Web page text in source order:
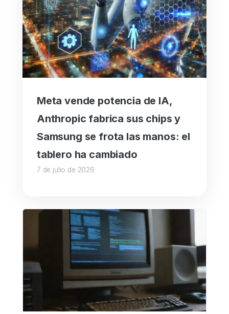
Meta vende potencia de IA,
Anthropic fabrica sus chips y
Samsung se frota las manos: el
tablero ha cambiado
7 de julio de 2026